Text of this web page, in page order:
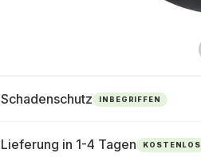
Schadenschutz INBEGRIFFEN
Lieferung in 1-4 Tagen KOSTENLOS